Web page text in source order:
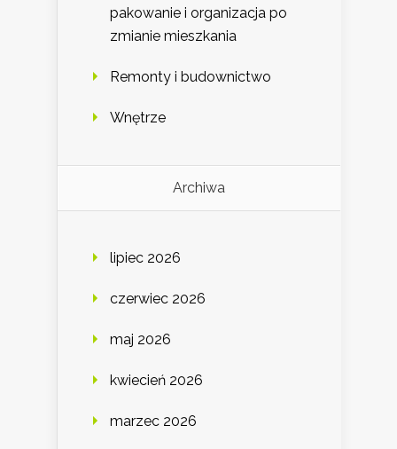
pakowanie i organizacja po
zmianie mieszkania
Remonty i budownictwo
Wnętrze
Archiwa
lipiec 2026
czerwiec 2026
maj 2026
kwiecień 2026
marzec 2026